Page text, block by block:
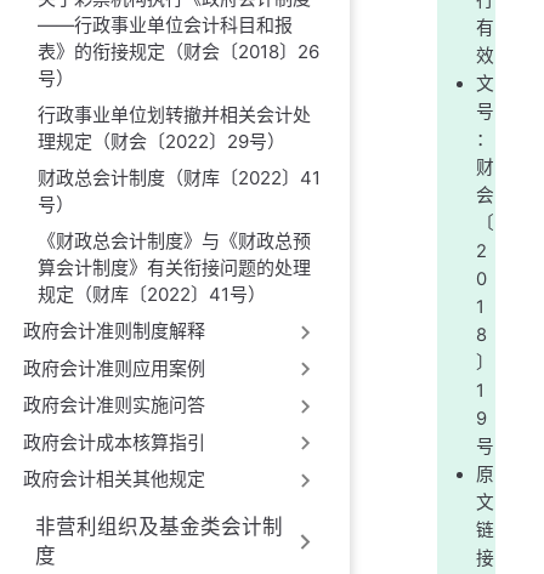
——行政事业单位会计科目和报
表》的衔接规定（财会〔2018〕26
号）
行政事业单位划转撤并相关会计处
理规定（财会〔2022〕29号）
财政总会计制度（财库〔2022〕41
号）
《财政总会计制度》与《财政总预
算会计制度》有关衔接问题的处理
规定（财库〔2022〕41号）
政府会计准则制度解释
政府会计准则应用案例
政府会计准则实施问答
政府会计成本核算指引
政府会计相关其他规定
非营利组织及基金类会计制
度
有
效
文
号
：
财
会
〔
2
0
1
8
〕
1
9
号
原
文
链
接